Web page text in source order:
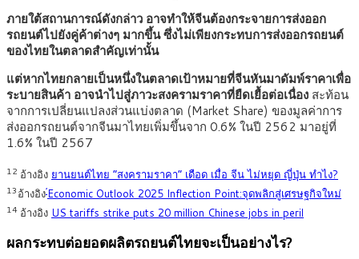
ภายใต้สถานการณ์ดังกล่าว อาจทำให้จีนต้องกระจายการส่งออก
รถยนต์ไปยังคู่ค้าต่างๆ มากขึ้น ซึ่งไม่เพียงกระทบการส่งออกรถยนต์
ของไทยในตลาดสำคัญเท่านั้น
แต่หากไทยกลายเป็นหนึ่งในตลาดเป้าหมายที่จีนหันมาดัมพ์ราคาเพื่อ
ระบายสินค้า อาจนำไปสู่ภาวะสงครามราคาที่ยืดเยื้อต่อเนื่อง สะท้อน
จากการเปลี่ยนแปลงส่วนแบ่งตลาด (Market Share) ของมูลค่าการ
ส่งออกรถยนต์จากจีนมาไทยเพิ่มขึ้นจาก 0.6% ในปี 2562 มาอยู่ที่
1.6% ในปี 2567
12 อ้างอิง ยานยนต์ไทย “สงครามราคา” เดือด เมื่อ จีน ไม่หยุด ญี่ปุ่น ทำไง?
13 อ้างอิง’Economic Outlook 2025 Inflection Point:จุดพลิกสู่เศรษฐกิจใหม่
14 อ้างอิง US tariffs strike puts 20 million Chinese jobs in peril
ผลกระทบต่อยอดผลิตรถยนต์ไทยจะเป็นอย่างไร?